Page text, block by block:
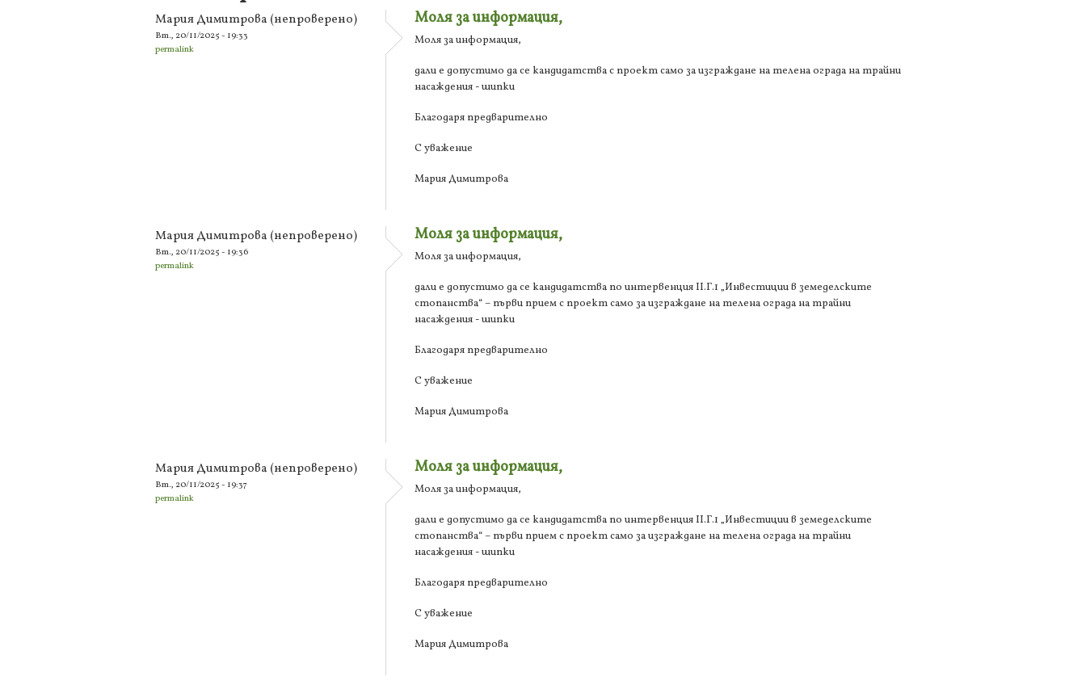
Мария Димитрова (непроверено)
Вт., 20/11/2025 - 19:33
permalink
Моля за информация,
Моля за информация,
дали е допустимо да се кандидатства с проект само за изграждане на телена ограда на трайни
насаждения - шипки
Благодаря предварително
С уважение
Мария Димитрова
Мария Димитрова (непроверено)
Вт., 20/11/2025 - 19:36
permalink
Моля за информация,
Моля за информация,
дали е допустимо да се кандидатства по интервенция ІІ.Г.1 „Инвестиции в земеделските
стопанства“ – първи прием с проект само за изграждане на телена ограда на трайни
насаждения - шипки
Благодаря предварително
С уважение
Мария Димитрова
Мария Димитрова (непроверено)
Вт., 20/11/2025 - 19:37
permalink
Моля за информация,
Моля за информация,
дали е допустимо да се кандидатства по интервенция ІІ.Г.1 „Инвестиции в земеделските
стопанства“ – първи прием с проект само за изграждане на телена ограда на трайни
насаждения - шипки
Благодаря предварително
С уважение
Мария Димитрова